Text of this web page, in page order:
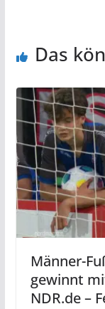
Das
Männer-
gewinnt
NDR.de –